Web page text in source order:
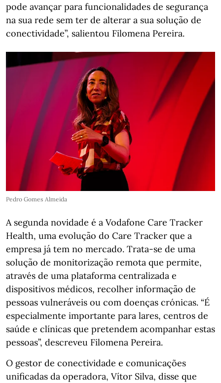
pode avançar para funcionalidades de segurança
na sua rede sem ter de alterar a sua solução de
conectividade”, salientou Filomena Pereira.
Pedro Gomes Almeida
A segunda novidade é a Vodafone Care Tracker
Health, uma evolução do Care Tracker que a
empresa já tem no mercado. Trata-se de uma
solução de monitorização remota que permite,
através de uma plataforma centralizada e
dispositivos médicos, recolher informação de
pessoas vulneráveis ou com doenças crónicas. “É
especialmente importante para lares, centros de
saúde e clínicas que pretendem acompanhar estas
pessoas”, descreveu Filomena Pereira.
O gestor de conectividade e comunicações
unificadas da operadora, Vítor Silva, disse que